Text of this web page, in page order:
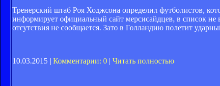
Тренерский штаб Роя Ходжсона определил футболистов,
информирует официальный сайт мерсисайдцев, в список
отсутствия не сообщается. Зато в Голландию полетит
10.03.2015 | Комментарии: 0 | Читать полностью